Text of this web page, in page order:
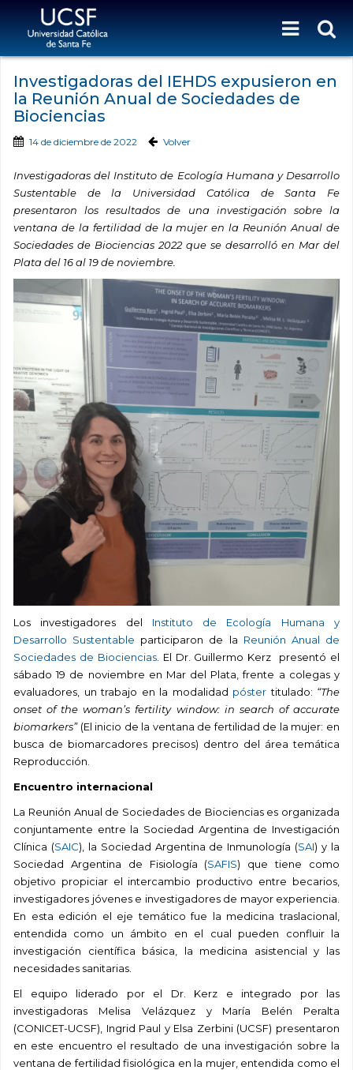
Investigadoras del IEHDS expusieron en
la Reunión Anual de Sociedades de
Biociencias
14 de diciembre de 2022 Volver
Investigadoras del Instituto de Ecología Humana y Desarrollo
Sustentable de la Universidad Católica de Santa Fe
presentaron los resultados de una investigación sobre la
ventana de la fertilidad de la mujer en la Reunión Anual de
Sociedades de Biociencias 2022 que se desarrolló en Mar del
Plata del 16 al 19 de noviembre.
Los investigadores del Instituto de Ecología Humana y
Desarrollo Sustentable participaron de la Reunión Anual de
Sociedades de Biociencias. El Dr. Guillermo Kerz presentó el
sábado 19 de noviembre en Mar del Plata, frente a colegas y
evaluadores, un trabajo en la modalidad póster titulado: “The
onset of the woman’s fertility window: in search of accurate
biomarkers”(El inicio de la ventana de fertilidad de la mujer: en
busca de biomarcadores precisos) dentro del área temática
Reproducción.
Encuentro internacional
La Reunión Anual de Sociedades de Biociencias es organizada
conjuntamente entre la Sociedad Argentina de Investigación
Clínica (SAIC), la Sociedad Argentina de Inmunología (SAI) y la
Sociedad Argentina de Fisiología (SAFIS) que tiene como
objetivo propiciar el intercambio productivo entre becarios,
investigadores jóvenes e investigadores de mayor experiencia.
En esta edición el eje temático fue la medicina traslacional,
entendida como un ámbito en el cual pueden confluir la
investigación científica básica, la medicina asistencial y las
necesidades sanitarias.
El equipo liderado por el Dr. Kerz e integrado por las
investigadoras Melisa Velázquez y María Belén Peralta
(CONICET-UCSF), Ingrid Paul y Elsa Zerbini (UCSF) presentaron
en este encuentro el resultado de una investigación sobre la
ventana de fertilidad fisiológica en la mujer, entendida como el